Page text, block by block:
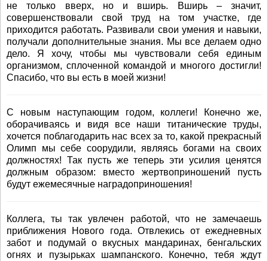
не только вверх, но и вширь. Вширь – значит,
совершенствовали свой труд на том участке, где
приходится работать. Развивали свои умения и навыки,
получали дополнительные знания. Мы все делаем одно
дело. Я хочу, чтобы мы чувствовали себя единым
организмом, сплоченной командой и многого достигли!
Спасибо, что вы есть в моей жизни!
С новым наступающим годом, коллеги! Конечно же,
оборачиваясь и видя все наши титанические труды,
хочется поблагодарить нас всех за то, какой прекрасный
Олимп мы себе соорудили, являясь богами на своих
должностях! Так пусть же теперь эти усилия ценятся
должным образом: вместо жертвоприношений пусть
будут ежемесячные наградоприношения!
Коллега, ты так увлечен работой, что не замечаешь
приближения Нового года. Отвлекись от ежедневных
забот и подумай о вкусных мандаринах, бенгальских
огнях и пузырьках шампанского. Конечно, тебя ждут